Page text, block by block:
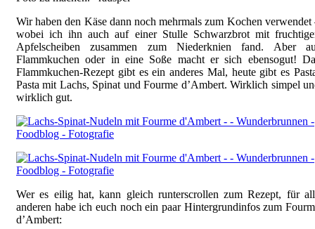
Wir haben den Käse dann noch mehrmals zum Kochen verwendet
wobei ich ihn auch auf einer Stulle Schwarzbrot mit
Apfelscheiben zusammen zum Niederknien fand. Aber
Flammkuchen oder in eine Soße macht er sich ebensogut!
Flammkuchen-Rezept gibt es ein anderes Mal, heute gibt es
Pasta mit Lachs, Spinat und Fourme d’Ambert. Wirklich simpel
wirklich gut.
Wer es eilig hat, kann gleich runterscrollen zum Rezept, für
anderen habe ich euch noch ein paar Hintergrundinfos zum
d’Ambert: